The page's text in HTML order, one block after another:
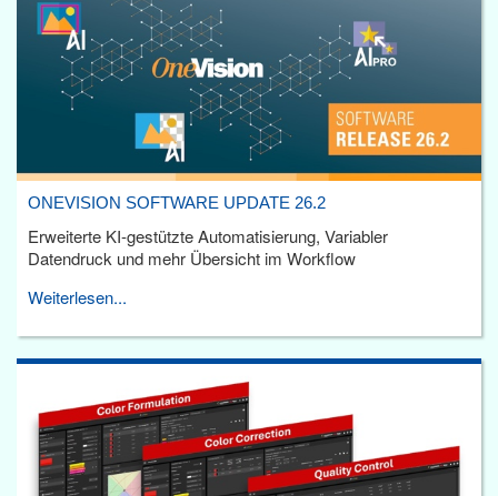
ONEVISION SOFTWARE UPDATE 26.2
Erweiterte KI-gestützte Automatisierung, Variabler
Datendruck und mehr Übersicht im Workflow
Weiterlesen...